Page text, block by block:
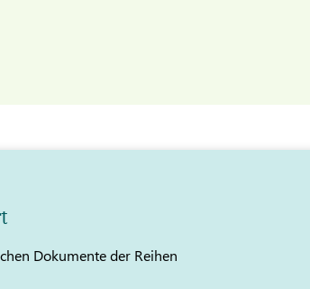
Dokumente der Reihen